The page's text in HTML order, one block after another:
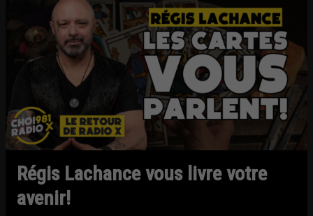
Régis Lachance vous livre votre
avenir!